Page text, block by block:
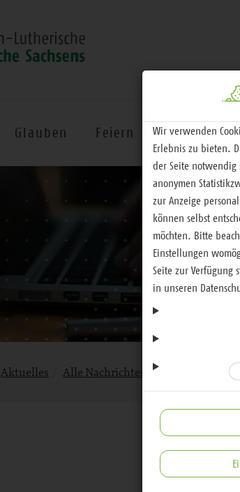
Glauben Feiern Handeln
Aktuelles Alle Nachrichten
Wir verwenden
Erlebnis zu bieten.
der Seite
anonymen
zur Anzeige
können selbst
möchten. Bitte
Einstellungen
Seite zur Verfügung
in unseren